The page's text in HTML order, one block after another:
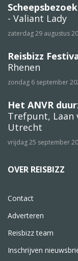
- Valiant Lady
zaterdag 29 augustus
Reisbizz
Rhenen
zondag 6 september
Het ANVR
Trefpunt, Laan
Utrecht
vrijdag 25 september
OVER REISBIZZ
Contact
Adverteren
Reisbizz team
Inschrijven